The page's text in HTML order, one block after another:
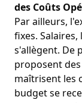
des Coûts
Par ailleurs,
fixes.
s'allègent. De
proposent
maîtrisent les
budget se